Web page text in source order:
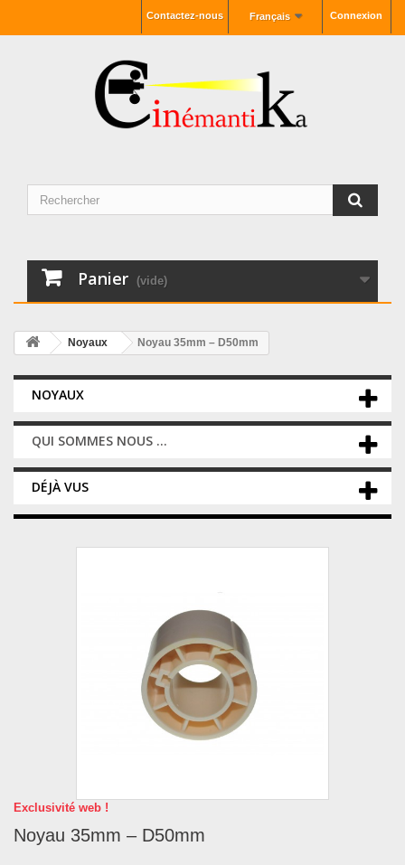
Connexion
Français
Contactez-nous
Panier (vide)
Noyaux Noyau 35mm – D50mm
NOYAUX
QUI SOMMES NOUS ...
DÉJÀ VUS
Exclusivité web !
Noyau 35mm – D50mm